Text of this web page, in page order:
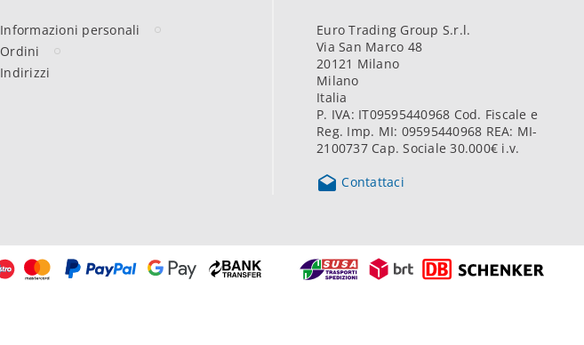
Informazioni personali
Ordini
Indirizzi
Euro Trading Group S.r.l.
Via San Marco 48
20121 Milano
Milano
Italia
P. IVA: IT09595440968 Cod. Fiscale e
Reg. Imp. MI: 09595440968 REA: MI-
2100737 Cap. Sociale 30.000€ i.v.
 Contattaci